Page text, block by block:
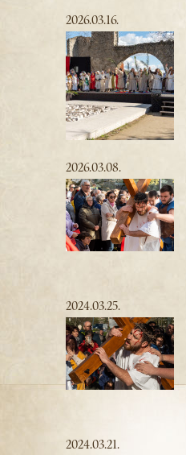
2026.03.16.
2026.03.08.
2024.03.25.
2024.03.21.